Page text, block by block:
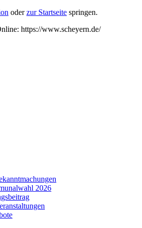
oderzur Startseite springen.
https://www.scheyern.de/
2026